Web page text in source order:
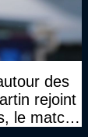
des
rejoint
le match